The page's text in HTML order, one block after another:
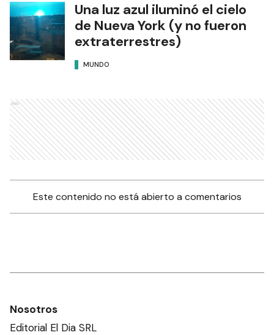
Una luz azul iluminó el cielo
de Nueva York (y no fueron
extraterrestres)
MUNDO
Ads
Este contenido no está abierto a comentarios
Nosotros
Editorial El Dia SRL